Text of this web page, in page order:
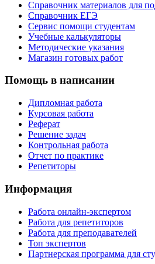
Справочник материалов для
Справочник ЕГЭ
Сервис помощи студентам
Учебные калькуляторы
Методические указания
Магазин готовых работ
Помощь в написании
Дипломная работа
Курсовая работа
Реферат
Решение задач
Контрольная работа
Отчет по практике
Репетиторы
Информация
Работа онлайн-экспертом
Работа для репетиторов
Работа для преподавателей
Топ экспертов
Партнерская программа для